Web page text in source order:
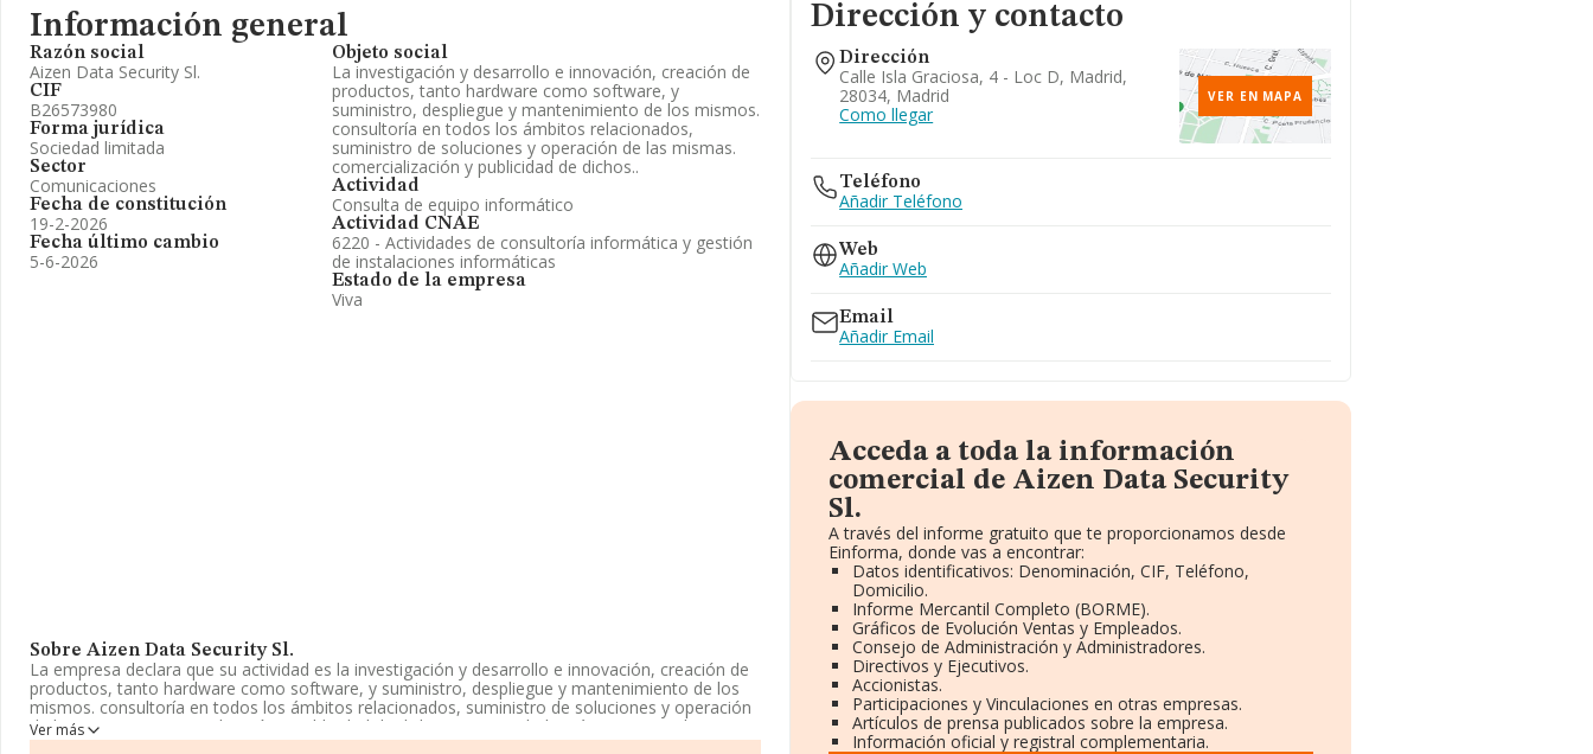
Información general
Razón social
Aizen Data Security Sl.
CIF
B26573980
Forma jurídica
Sociedad limitada
Sector
Comunicaciones
Fecha de constitución
19-2-2026
Fecha último cambio
5-6-2026
Objeto social
La investigación y desarrollo e innovación, creación de
productos, tanto hardware como software, y
suministro, despliegue y mantenimiento de los mismos.
consultoría en todos los ámbitos relacionados,
suministro de soluciones y operación de las mismas.
comercialización y publicidad de dichos..
Actividad
Consulta de equipo informático
Actividad CNAE
6220 - Actividades de consultoría informática y gestión
de instalaciones informáticas
Estado de la empresa
Viva
Sobre Aizen Data Security Sl.
La empresa declara que su actividad es la investigación y desarrollo e innovación, creación de
productos, tanto hardware como software, y suministro, despliegue y mantenimiento de los
mismos. consultoría en todos los ámbitos relacionados, suministro de soluciones y operación
de las mismas. comercialización y publicidad de dichos. La sociedad está inscrita en el Registro
Mercantil como Sociedad Limitada. Su CNAE corresponde a 6220 con código '%cnae%'. La
Ver más
Dirección y contacto
Dirección
Calle Isla Graciosa, 4 - Loc D, Madrid,
28034, Madrid
Como llegar
VER EN MAPA
Teléfono
Añadir Teléfono
Web
Añadir Web
Email
Añadir Email
Acceda a toda la información
comercial de Aizen Data Security
Sl.
A través del informe gratuito que te proporcionamos desde
Einforma, donde vas a encontrar:
Datos identificativos: Denominación, CIF, Teléfono,
Domicilio.
Informe Mercantil Completo (BORME).
Gráficos de Evolución Ventas y Empleados.
Consejo de Administración y Administradores.
Directivos y Ejecutivos.
Accionistas.
Participaciones y Vinculaciones en otras empresas.
Artículos de prensa publicados sobre la empresa.
Información oficial y registral complementaria.